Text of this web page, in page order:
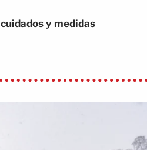
y medidas